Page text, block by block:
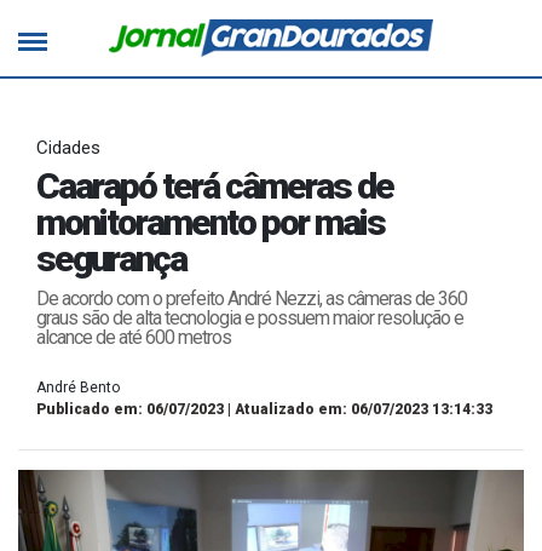
Cidades
Caarapó terá câmeras de
monitoramento por mais
segurança
De acordo com o prefeito André Nezzi, as câmeras de 360
graus são de alta tecnologia e possuem maior resolução e
alcance de até 600 metros
André Bento
Publicado em: 06/07/2023 | Atualizado em: 06/07/2023 13:14:33